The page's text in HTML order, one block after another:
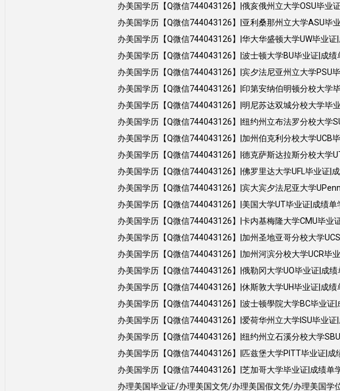
办美国学历【Q微信744043126】|俄亥俄州立大学OSU毕业
办美国学历【Q微信744043126】|亚利桑那州立大学ASU毕
办美国学历【Q微信744043126】|华大华盛顿大学UW毕业
办美国学历【Q微信744043126】|波士顿大学BU毕业证|成
办美国学历【Q微信744043126】|宾夕法尼亚州立大学PSU
办美国学历【Q微信744043126】|印第安纳伯明顿分校大学
办美国学历【Q微信744043126】|明尼苏达双城分校大学毕
办美国学历【Q微信744043126】|纽约州立布法罗分校大学
办美国学历【Q微信744043126】|加州伯克利分校大学
办美国学历【Q微信744043126】|德克萨斯达拉斯分校大学
办美国学历【Q微信744043126】|佛罗里达大学UFL毕业证|
办美国学历【Q微信744043126】|宾大宾夕法尼亚大学
办美国学历【Q微信744043126】|美国大学UT毕业证|成绩
办美国学历【Q微信744043126】|卡内基梅隆大学CMU毕业
办美国学历【Q微信744043126】|加州圣地亚哥分校大学
办美国学历【Q微信744043126】|加州河滨分校大学UCR
办美国学历【Q微信744043126】|俄勒冈大学UO毕业证|成
办美国学历【Q微信744043126】|休斯敦大学UH毕业证|成
办美国学历【Q微信744043126】|波士顿學院大学BC毕业证|
办美国学历【Q微信744043126】|爱荷华州立大学ISU毕业
办美国学历【Q微信744043126】|纽约州立石溪分校大学
办美国学历【Q微信744043126】|匹兹堡大学PITT毕业证|
办美国学历【Q微信744043126】|芝加哥大学毕业证|成绩单
办理美国毕业证/办理美国文凭/办理美国假文凭/办理美国